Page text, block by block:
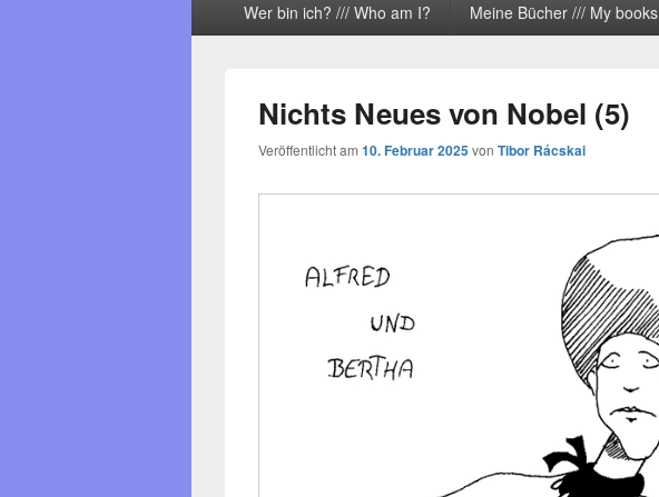
Wer bin ich? /// Who am I? Meine Bücher /// My books
Nichts Neues von Nobel (5)
Veröffentlicht am 10. Februar 2025von Tibor Rácskai